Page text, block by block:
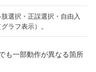
選択・正誤選択・自由入
ラフ表示）。
も一部動作が異なる箇所